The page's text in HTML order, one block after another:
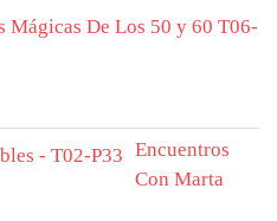
Mágicas De Los 50 y 60 T06-
Encuentros
Con Marta